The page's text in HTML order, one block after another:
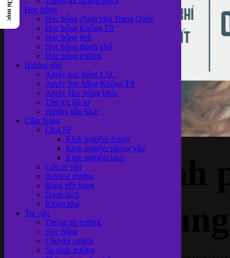
Học bổng
Học bổng chính phủ Trung Quốc
Học bổng Khổng Tử
Học bổng tỉnh
Học bổng thành phố
Học bổng trường
Hướng dẫn
Apply học bổng CSC
Apply học bổng Khổng Tử
Apply Học bổng khác
Thủ tục hồ sơ
Hướng dẫn khác
Cẩm Nang
Chia Sẻ
Kinh nghiệm Apply
Kinh nghiệm phỏng vấn
Kinh nghiệm khác
Góc tư vấn
Review trường
Bảng xếp hạng
Danh sách
Khám phá
Tra cứu
Thông tin trường
Học bổng
Chuyên ngành
So sánh trường
Top 10 thành
tốt nhất Trung
Chỉ mục